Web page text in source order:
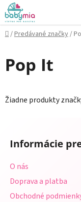
Prejsť
na
obsah
Domov
/Predávané značky/
Pop It
Žiadne produkty
Informácie
O nás
Doprava a platba
Obchodné